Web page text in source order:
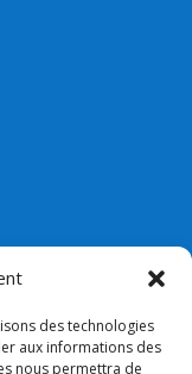
des technologies
aux informations des
nous permettra de